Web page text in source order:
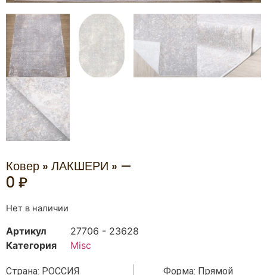
Ковер » ЛАКШЕРИ » —
0 ₽
Нет в наличии
Артикул
27706 - 23628
Категория
Misc
Страна: РОССИЯ Форма: Прямой